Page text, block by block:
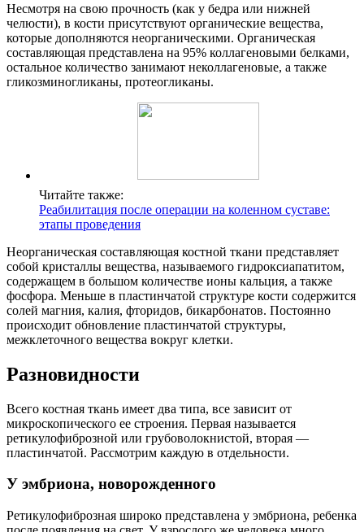
Несмотря на свою прочность (как у бедра или нижней
челюсти), в кости присутствуют органические вещества,
которые дополняются неорганическими. Органическая
составляющая представлена на 95% коллагеновыми белками,
остальное количество занимают неколлагеновые, а также
гликозминогликаны, протеогликаны.
Читайте также:
Реабилитация после операции на коленном суставе:
этапы проведения
Неорганическая составляющая костной ткани представляет
собой кристаллы вещества, называемого гидроксиапатитом,
содержащем в большом количестве ионы кальция, а также
фосфора. Меньше в пластинчатой структуре кости содержится
солей магния, калия, фторидов, бикарбонатов. Постоянно
происходит обновление пластинчатой структуры,
межклеточного вещества вокруг клетки.
Разновидности
Всего костная ткань имеет два типа, все зависит от
микроскопического ее строения. Первая называется
ретикулофиброзной или грубоволокнистой, вторая —
пластинчатой. Рассмотрим каждую в отдельности.
У эмбриона, новорожденного
Ретикулофиброзная широко представлена у эмбриона, ребенка